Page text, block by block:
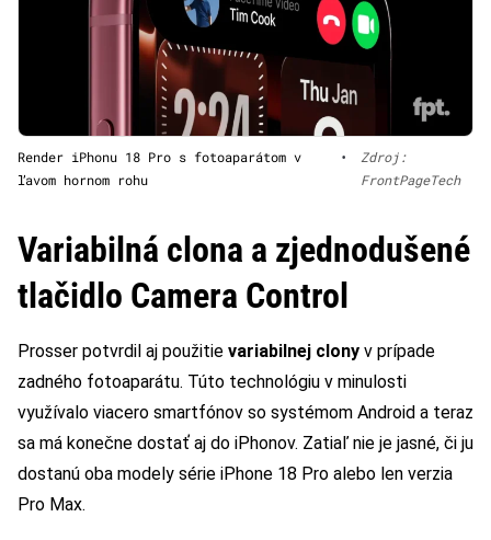
Render iPhonu 18 Pro s fotoaparátom v
ľavom hornom rohu
•
Zdroj:
FrontPageTech
Variabilná clona a zjednodušené
tlačidlo Camera Control
Prosser potvrdil aj použitie variabilnej clony v prípade
zadného fotoaparátu. Túto technológiu v minulosti
využívalo viacero smartfónov so systémom Android a teraz
sa má konečne dostať aj do iPhonov. Zatiaľ nie je jasné, či ju
dostanú oba modely série iPhone 18 Pro alebo len verzia
Pro Max.